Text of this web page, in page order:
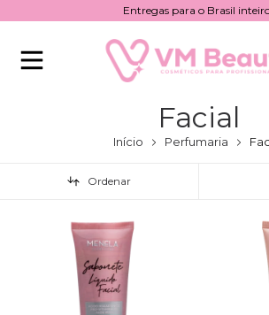
Entregas para o Brasil
Facial
Início Perfumaria
Ordenar